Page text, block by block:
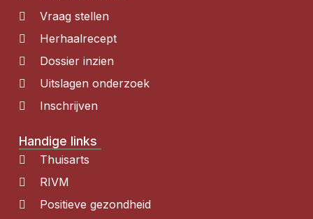
Vraag stellen
Herhaalrecept
Dossier inzien
Uitslagen onderzoek
Inschrijven
Handige links
Thuisarts
RIVM
Positieve gezondheid